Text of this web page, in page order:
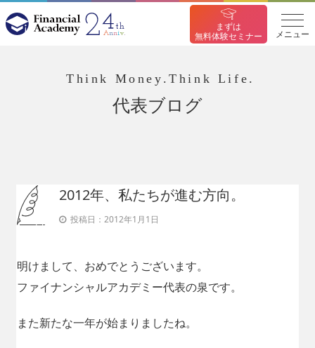
まずは
無料体験セミナー
メニュー
Think Money.Think Life.
代表ブログ
2012年、私たちが進む方向。
投稿日：2012年1月1日
明けまして、おめでとうございます。
ファイナンシャルアカデミー代表の泉です。
また新たな一年が始まりましたね。